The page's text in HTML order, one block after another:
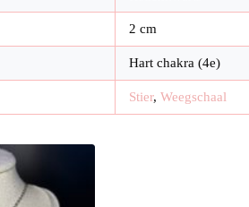
2 cm
Hart chakra (4e)
Stier, Weegschaal